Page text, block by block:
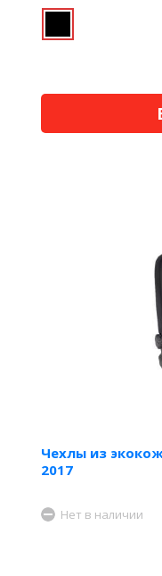
Чехлы из
2017
Нет в наличии